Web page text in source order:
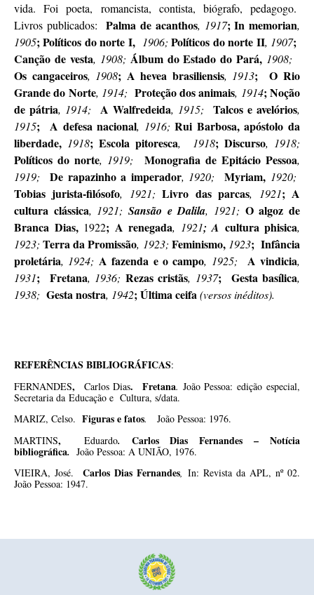
vida. Foi poeta, romancista, contista, biógrafo, pedagogo.
Livros publicados:
Palma de acanthos, 1917; In memorian,
1905; Políticos do norte I,1906;Políticos do norte II, 1907;
Canção de vesta, 1908; Álbum do Estado do Pará, 1908;
Os cangaceiros, 1908; A hevea brasiliensis, 1913; O Rio
Grande do Norte, 1914; Proteção dos animais, 1914; Noção
de pátria, 1914; A Walfredeida, 1915; Talcos e avelórios,
1915; A defesa nacional, 1916;Rui Barbosa, apóstolo da
liberdade, 1918; Escola pitoresca, 1918; Discurso, 1918;
Políticos do norte, 1919; Monografia de Epitácio Pessoa,
1919;De rapazinho a imperador, 1920;Myriam, 1920;
Tobias jurista-filósofo, 1921;Livro das parcas, 1921; A
cultura clássica, 1921;Sansão e Dalila, 1921; O algoz de
Branca Dias, 1922; A renegada, 1921; A cultura phisica,
1923;Terra da Promissão, 1923; Feminismo,1923; Infância
proletária, 1924; A fazenda e o campo, 1925; A vindicia,
1931; Fretana, 1936; Rezas cristãs, 1937; Gesta basílica,
1938; Gesta nostra, 1942; Última ceifa(versos inéditos).
REFERÊNCIAS BIBLIOGRÁFICAS:
FERNANDES, Carlos Dias. Fretana. João Pessoa: edição especial,
Secretaria da Educação e Cultura, s/data.
MARIZ, Celso. Figuras e fatos.
João Pessoa: 1976.
MARTINS, Eduardo. Carlos Dias Fernandes – Notícia
bibliográfica. João Pessoa: A UNIÃO, 1976.
VIEIRA, José.
Carlos Dias Fernandes, In: Revista da APL, nº 02.
João Pessoa: 1947.